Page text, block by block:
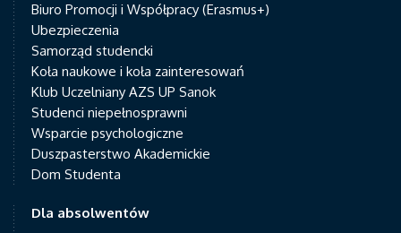
Biuro Promocji i Współpracy (Erasmus+)
Ubezpieczenia
Samorząd studencki
Koła naukowe i koła zainteresowań
Klub Uczelniany AZS UP Sanok
Studenci niepełnosprawni
Wsparcie psychologiczne
Duszpasterstwo Akademickie
Dom Studenta
Dla absolwentów